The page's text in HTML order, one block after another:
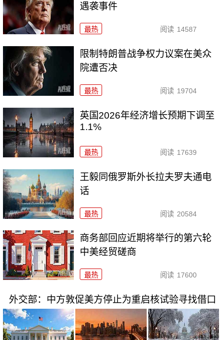
遇袭事件
最热 阅读 14587
限制特朗普战争权力议案在美众
院遭否决
最热 阅读 19704
英国2026年经济增长预期下调至
1.1%
最热 阅读 17639
王毅同俄罗斯外长拉夫罗夫通电
话
最热 阅读 20584
商务部回应近期将举行的第六轮
中美经贸磋商
最热 阅读 17600
外交部：中方敦促美方停止为重启核试验寻找借口